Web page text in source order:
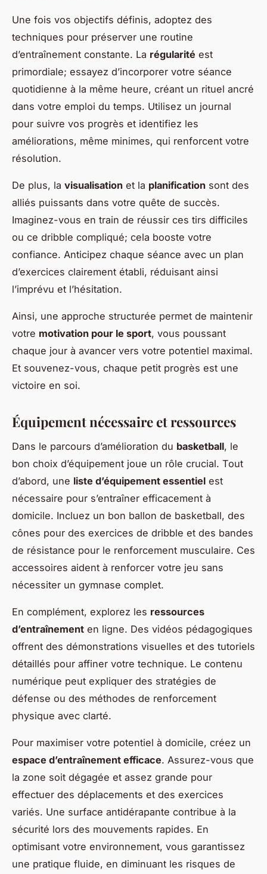
Une fois vos objectifs définis, adoptez des
techniques pour préserver une routine
d’entraînement constante. La régularité est
primordiale; essayez d’incorporer votre séance
quotidienne à la même heure, créant un rituel ancré
dans votre emploi du temps. Utilisez un journal
pour suivre vos progrès et identifiez les
améliorations, même minimes, qui renforcent votre
résolution.
De plus, la visualisation et la planification sont des
alliés puissants dans votre quête de succès.
Imaginez-vous en train de réussir ces tirs difficiles
ou ce dribble compliqué; cela booste votre
confiance. Anticipez chaque séance avec un plan
d’exercices clairement établi, réduisant ainsi
l’imprévu et l’hésitation.
Ainsi, une approche structurée permet de maintenir
votre motivation pour le sport, vous poussant
chaque jour à avancer vers votre potentiel maximal.
Et souvenez-vous, chaque petit progrès est une
victoire en soi.
Équipement nécessaire et ressources
Dans le parcours d’amélioration du basketball, le
bon choix d’équipement joue un rôle crucial. Tout
d’abord, une liste d’équipement essentiel est
nécessaire pour s’entraîner efficacement à
domicile. Incluez un bon ballon de basketball, des
cônes pour des exercices de dribble et des bandes
de résistance pour le renforcement musculaire. Ces
accessoires aident à renforcer votre jeu sans
nécessiter un gymnase complet.
En complément, explorez les ressources
d’entraînement en ligne. Des vidéos pédagogiques
offrent des démonstrations visuelles et des tutoriels
détaillés pour affiner votre technique. Le contenu
numérique peut expliquer des stratégies de
défense ou des méthodes de renforcement
physique avec clarté.
Pour maximiser votre potentiel à domicile, créez un
espace d’entraînement efficace. Assurez-vous que
la zone soit dégagée et assez grande pour
effectuer des déplacements et des exercices
variés. Une surface antidérapante contribue à la
sécurité lors des mouvements rapides. En
optimisant votre environnement, vous garantissez
une pratique fluide, en diminuant les risques de